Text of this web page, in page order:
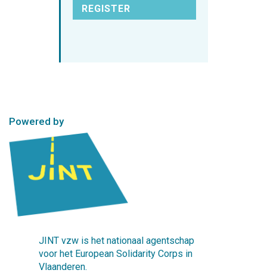
REGISTER
Powered by
JINT vzw is het nationaal agentschap
voor het European Solidarity Corps in
Vlaanderen.